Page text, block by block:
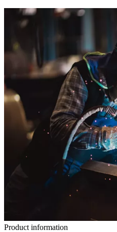
Product information